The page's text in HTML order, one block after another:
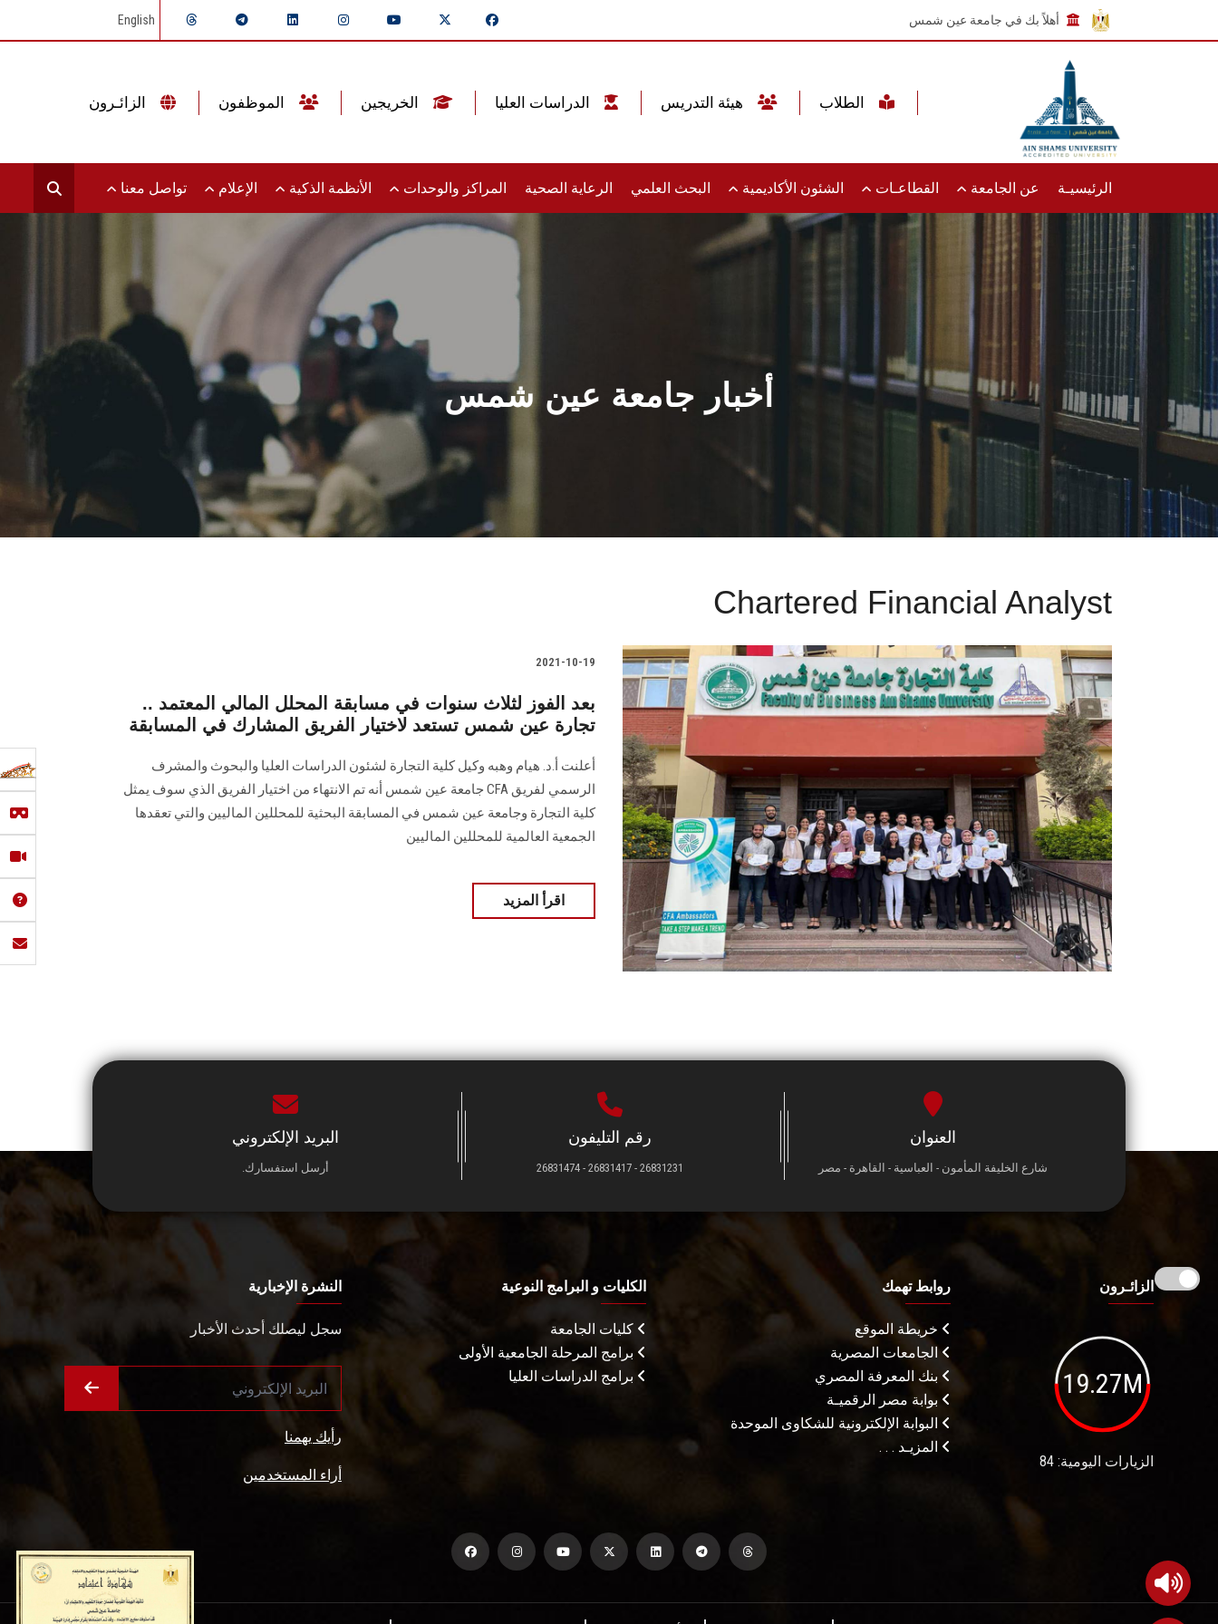
أهلاً بك في جامعة عين شمس English
الرئيسيـة عن الجامعة القطاعـات الشئون الأكاديمية البحث العلمي الرعاية الصحية المراكز والوحدات الأنظمة الذكية الإعلام تواصل معنا
أخبار جامعة عين شمس
Chartered Financial Analyst
2021-10-19
بعد الفوز لثلاث سنوات في مسابقة المحلل المالي المعتمد ..
تجارة عين شمس تستعد لاختيار الفريق المشارك في المسابقة
أعلنت أ.د. هيام وهبه وكيل كلية التجارة لشئون الدراسات العليا والبحوث والمشرف
الرسمي لفريق CFA جامعة عين شمس أنه تم الانتهاء من اختيار الفريق الذي سوف يمثل
كلية التجارة وجامعة عين شمس في المسابقة البحثية للمحللين الماليين والتي تعقدها
الجمعية العالمية للمحللين الماليين
اقرأ المزيد
العنوان
شارع الخليفة المأمون - العباسية - القاهرة - مصر
رقم التليفون
26831231 - 26831417 - 26831474
البريد الإلكتروني
أرسل استفسارك.
الزائـرون
19.27M
الزيارات اليومية: 84
روابط تهمك
خريطة الموقع
الجامعات المصرية
بنك المعرفة المصري
بوابة مصر الرقميـة
البوابة الإلكترونية للشكاوى الموحدة
المزيـد . . .
الكليات و البرامج النوعية
كليات الجامعة
برامج المرحلة الجامعية الأولى
برامج الدراسات العليا
النشرة الإخبارية
سجل ليصلك أحدث الأخبار
رأيك يهمنا
أراء المستخدمين